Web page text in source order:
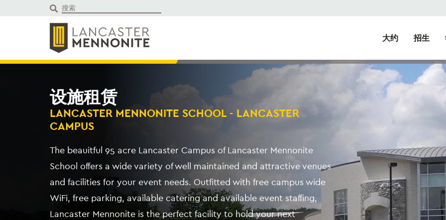
到
大约 招生
设施租赁
LANCASTER MENNONITE SCHOOL - LANCASTER
CAMPUS
The beauitful 95 acre Lancaster Campus of Lancaster Mennonite
School offers a wide variety of well maintained and attractive venues
and facilities for your event needs. Outfitted with free campus wide
WiFi, free parking, available catering and available event staffing,
Lancaster Mennonite is the perfect facility to hold your next